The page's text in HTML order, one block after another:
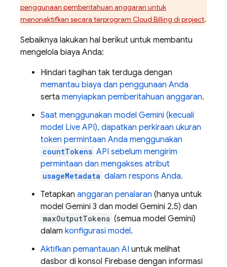
penggunaan pemberitahuan anggaran untuk
menonaktifkan secara terprogram Cloud Billing di project.
Sebaiknya lakukan hal berikut untuk membantu
mengelola biaya Anda:
Hindari tagihan tak terduga dengan
memantau biaya dan penggunaan Anda
serta menyiapkan pemberitahuan anggaran.
Saat menggunakan model Gemini (kecuali
model Live API), dapatkan perkiraan ukuran
token permintaan Anda menggunakan
countTokens API sebelum mengirim
permintaan dan mengakses atribut
usageMetadata dalam respons Anda.
Tetapkan anggaran penalaran (hanya untuk
model Gemini 3 dan model Gemini 2.5) dan
maxOutputTokens (semua model Gemini)
dalam konfigurasi model.
Aktifkan pemantauan AI untuk melihat
dasbor di konsol Firebase dengan informasi